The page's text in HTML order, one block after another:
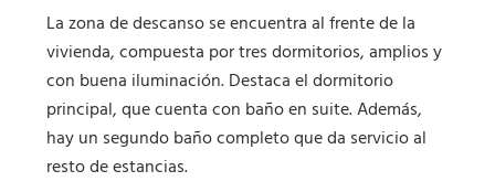
La zona de descanso se encuentra al frente de la
vivienda, compuesta por tres dormitorios, amplios y
con buena iluminación. Destaca el dormitorio
principal, que cuenta con baño en suite. Además,
hay un segundo baño completo que da servicio al
resto de estancias.